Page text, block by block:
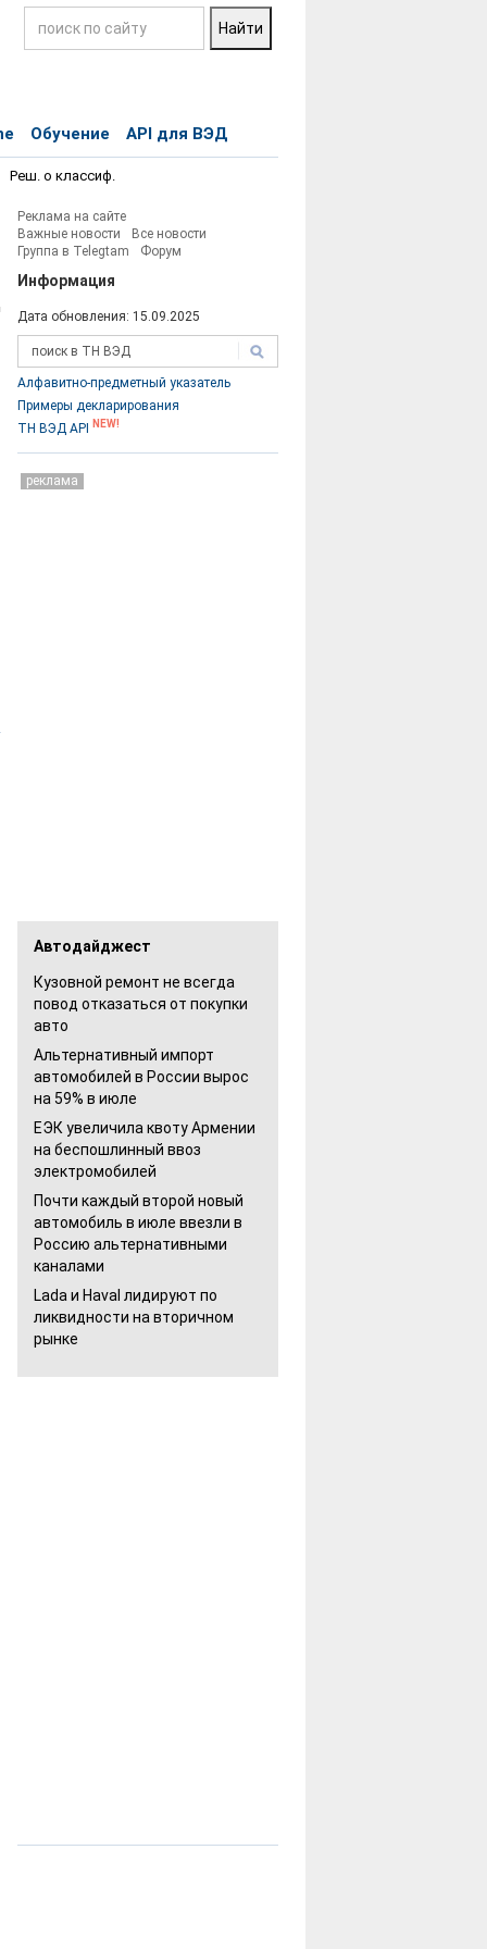
Обучение API для ВЭД
Реш. о классиф.
Реклама на сайте
Важные новости
Все новости
Группа в Telegtam
Форум
Информация
Дата обновления: 15.09.2025
ТНВЭД
Алфавитно-предметный указатель
Примеры декларирования
ТН ВЭД API
NEW!
реклама
Автодайджест
Кузовной ремонт не всегда
повод отказаться от покупки
авто
Альтернативный импорт
автомобилей в России вырос
на 59% в июле
ЕЭК увеличила квоту Армении
на беспошлинный ввоз
электромобилей
Почти каждый второй новый
автомобиль в июле ввезли в
Россию альтернативными
каналами
Lada и Haval лидируют по
ликвидности на вторичном
рынке